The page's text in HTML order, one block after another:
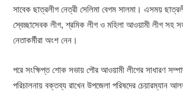
সাবেক ছাত্রলীগ নেত্রী সেলিমা বেগম সালমা। এসময়
স্বেচ্ছাসেবক লীগ, শ্রমিক লীগ ও মহিলা আওয়ামী লীগ সহ
নেতাকর্মীরা অংশ নেন।
পরে সংক্ষিপ্ত শোক সভায় পৌর আওয়ামী লীগের সাধারণ
পরিচালনায় বক্তব্য রাখেন উপজেলা পরিষদের চেয়ারম্যান